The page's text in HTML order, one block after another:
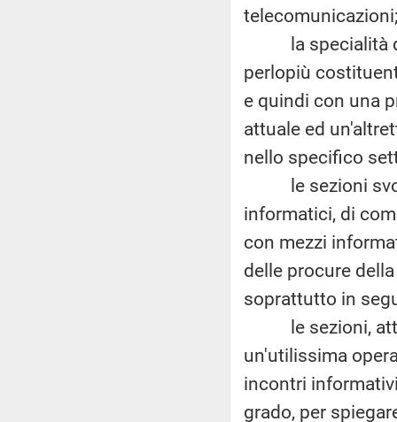
telecomunicazioni;
la specialità
perlopiù
e quindi con una
attuale ed
nello specifico
le sezioni
informatici, di
con mezzi
delle procure
soprattutto in
le sezioni,
un'utilissima
incontri
grado, per